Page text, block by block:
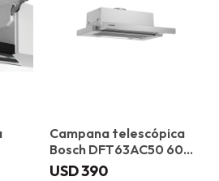
Campana telescópica
Bosch DFT63AC50 60
cm
USD390